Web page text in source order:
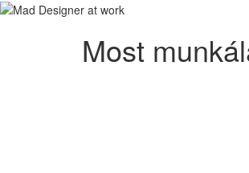
Most